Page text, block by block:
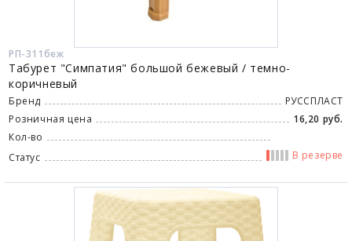
РП-311беж
Табурет "Симпатия" большой бежевый / темно-
коричневый
Бренд
РУССПЛАСТ
Розничная цена
16,20 руб.
Кол-во
Статус
В резерве